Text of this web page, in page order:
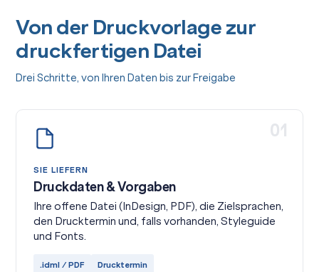
Von der Druckvorlage zur
druckfertigen Datei
Drei Schritte, von Ihren Daten bis zur Freigabe
01
SIE LIEFERN
Druckdaten & Vorgaben
Ihre offene Datei (InDesign, PDF), die Zielsprachen,
den Drucktermin und, falls vorhanden, Styleguide
und Fonts.
.idml / PDF Drucktermin